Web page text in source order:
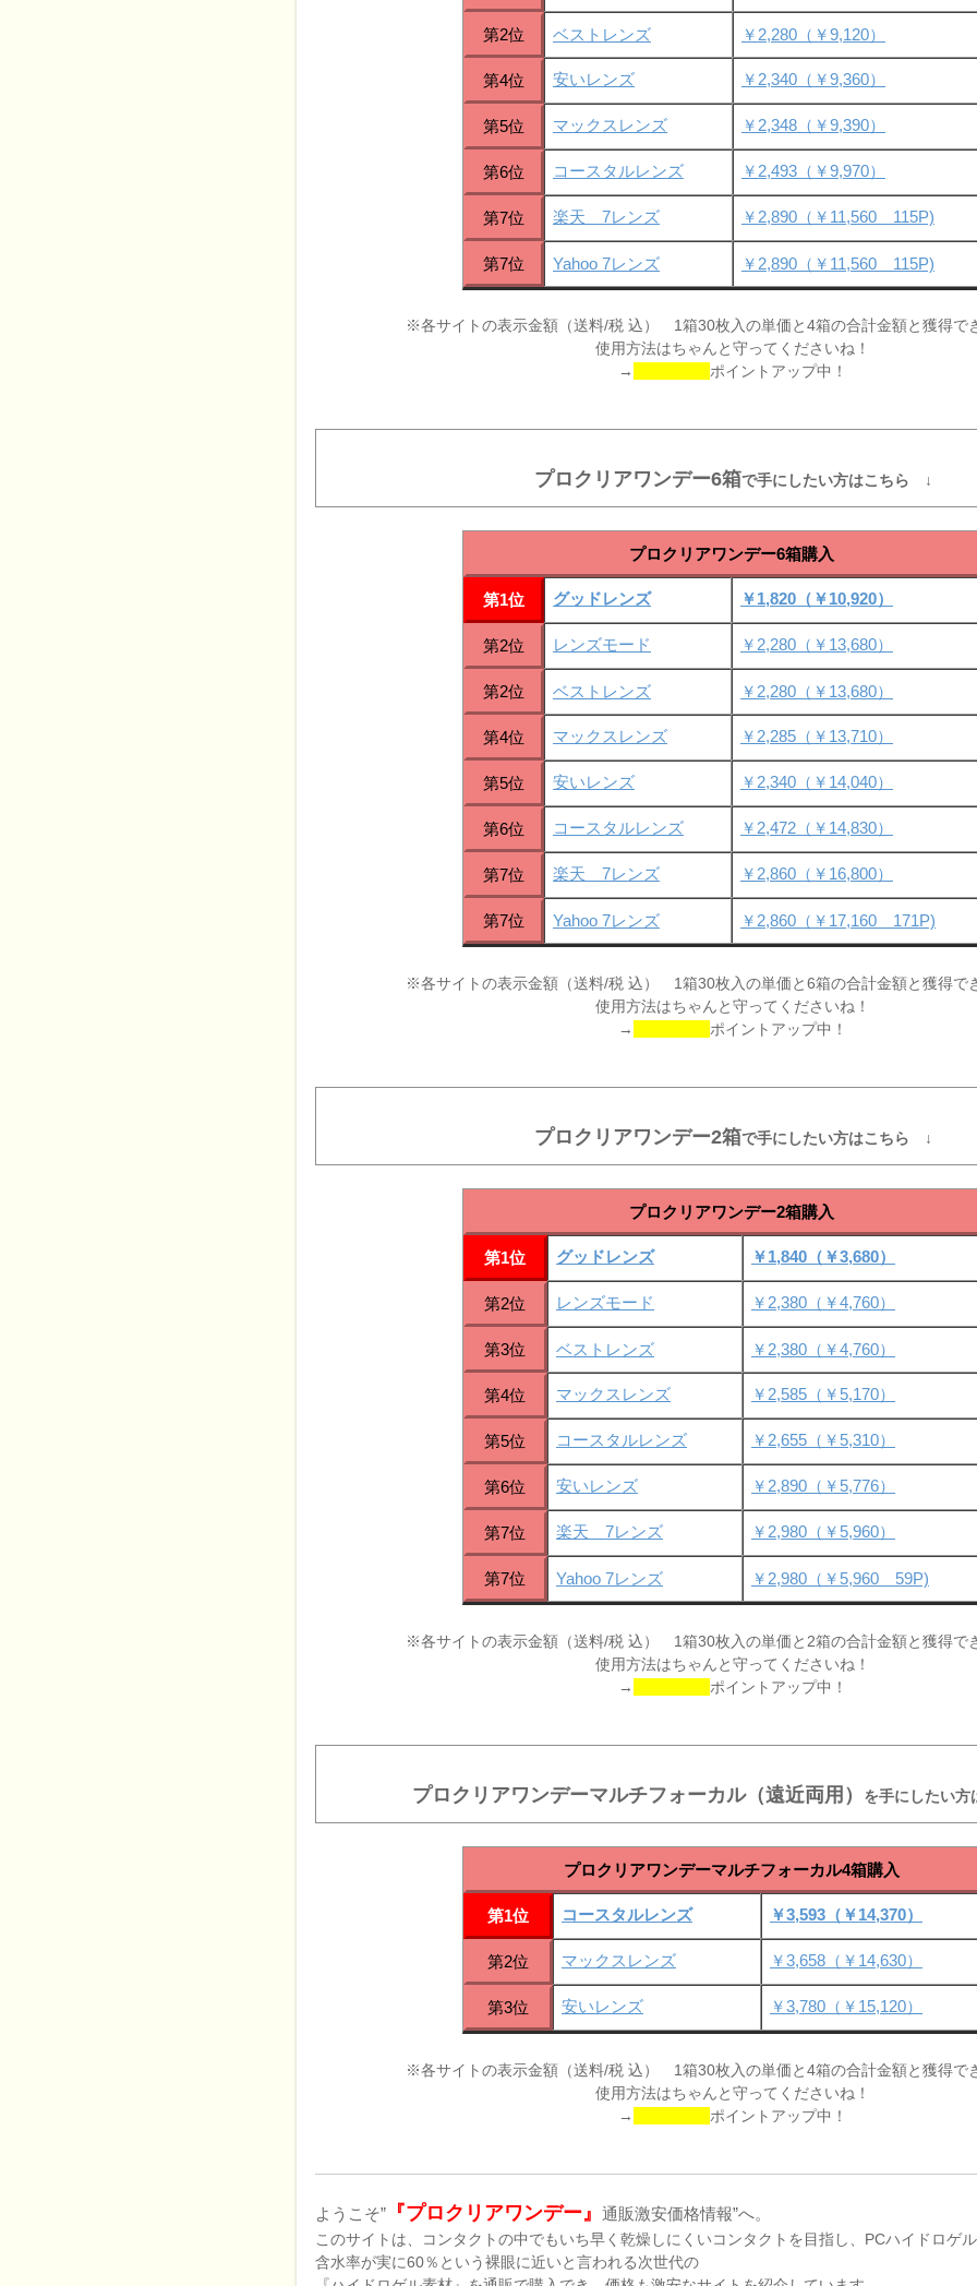
第2位 ベストレンズ ￥2,280（￥9,120）
第4位 安いレンズ ￥2,340（￥9,360）
第5位 マックスレンズ ￥2,348（￥9,390）
第6位 コースタルレンズ ￥2,493（￥9,970）
第7位 楽天 7レンズ ￥2,890（￥11,560 115P)
第7位 Yahoo 7レンズ ￥2,890（￥11,560 115P)
※各サイトの表示金額（送料/税 込） 1箱30枚入の単価と4箱の合計金額と獲得で
使用方法はちゃんと守ってくださいね！
→
ポイントアップ中！
プロクリアワンデー6箱で手にしたい方はこちら ↓
プロクリアワンデー6箱購入
第1位 グッドレンズ ￥1,820（￥10,920）
第2位 レンズモード ￥2,280（￥13,680）
第2位 ベストレンズ ￥2,280（￥13,680）
第4位 マックスレンズ ￥2,285（￥13,710）
第5位 安いレンズ ￥2,340（￥14,040）
第6位 コースタルレンズ ￥2,472（￥14,830）
第7位 楽天 7レンズ ￥2,860（￥16,800）
第7位 Yahoo 7レンズ ￥2,860（￥17,160 171P)
※各サイトの表示金額（送料/税 込） 1箱30枚入の単価と6箱の合計金額と獲得で
使用方法はちゃんと守ってくださいね！
→
ポイントアップ中！
プロクリアワンデー2箱で手にしたい方はこちら ↓
プロクリアワンデー2箱購入
第1位 グッドレンズ ￥1,840（￥3,680）
第2位 レンズモード ￥2,380（￥4,760）
第3位 ベストレンズ ￥2,380（￥4,760）
第4位 マックスレンズ ￥2,585（￥5,170）
第5位 コースタルレンズ ￥2,655（￥5,310）
第6位 安いレンズ ￥2,890（￥5,776）
第7位 楽天 7レンズ ￥2,980（￥5,960）
第7位 Yahoo 7レンズ ￥2,980（￥5,960 59P)
※各サイトの表示金額（送料/税 込） 1箱30枚入の単価と2箱の合計金額と獲得で
使用方法はちゃんと守ってくださいね！
→
ポイントアップ中！
プロクリアワンデーマルチフォーカル（遠近両用） を手にしたい
プロクリアワンデーマルチフォーカル4箱購入
第1位 コースタルレンズ ￥3,593（￥14,370）
第2位 マックスレンズ ￥3,658（￥14,630）
第3位 安いレンズ ￥3,780（￥15,120）
※各サイトの表示金額（送料/税 込） 1箱30枚入の単価と4箱の合計金額と獲得で
使用方法はちゃんと守ってくださいね！
→
ポイントアップ中！
ようこそ” 『プロクリアワンデー』 通販激安価格情報”へ。
このサイトは、コンタクトの中でもいち早く乾燥しにくいコンタクトを目指し、PCハイドロゲ
含水率が実に60％という裸眼に近いと言われる次世代の